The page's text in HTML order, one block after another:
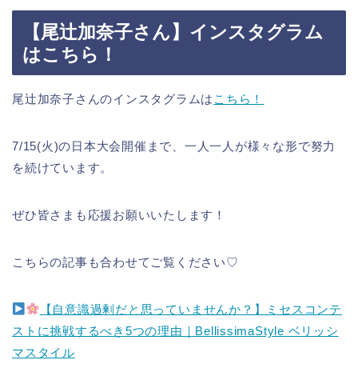
【尾辻加奈子さん】インスタグラム
はこちら！
尾辻加奈子さんのインスタグラムは こちら！
7/15(火)の日本大会開催まで、一人一人が様々な形で努力
を続けています。
ぜひ皆さまも応援お願いいたします！
こちらの記事も合わせてご覧ください♡
【自意識過剰だと思っていませんか？】ミセスコンテ
ストに挑戦するべき5つの理由｜BellissimaStyle ベリッシ
マスタイル